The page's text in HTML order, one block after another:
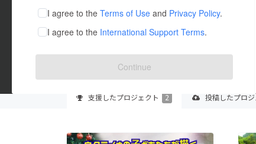
テクノロジー・ガジェット
映像・映画
ビジネス・起業
まちづくり・地域活性化
I agree to the Terms of Use and Privacy Policy.
I agree to the International Support Terms.
Continue
人生後半戦
活動と自転
支援したプロジェクト 2 投稿したプロ